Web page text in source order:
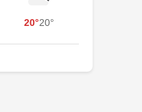
20°20°